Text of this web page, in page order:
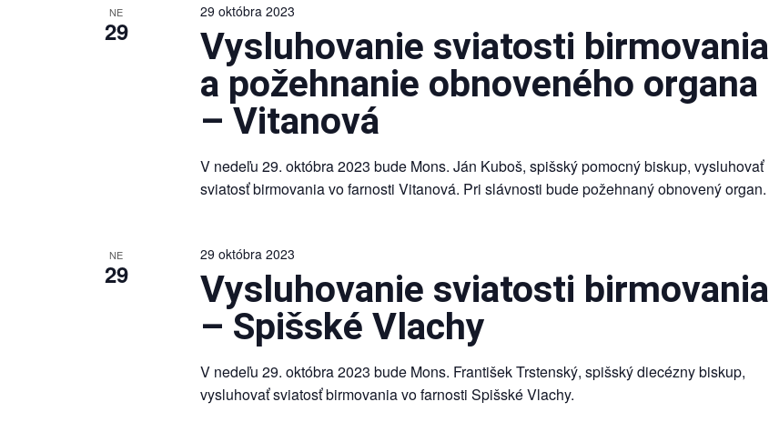
NE
29
29 októbra 2023
Vysluhovanie sviatosti birmovania
a požehnanie obnoveného organa
– Vitanová
V nedeľu 29. októbra 2023 bude Mons. Ján Kuboš, spišský pomocný biskup, vysluhovať
sviatosť birmovania vo farnosti Vitanová. Pri slávnosti bude požehnaný obnovený organ.
NE
29
29 októbra 2023
Vysluhovanie sviatosti birmovania
– Spišské Vlachy
V nedeľu 29. októbra 2023 bude Mons. František Trstenský, spišský diecézny biskup,
vysluhovať sviatosť birmovania vo farnosti Spišské Vlachy.